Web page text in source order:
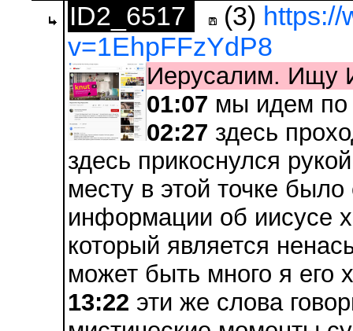
ID2_6517
(3) https://
v=1EhpFFzYdP8
Иерусалим. Ищу
01:07 мы идем по
02:27 здесь
здесь прикоснулся
месту в этой точке
информации об иисусе
который является
может быть много я его
13:22 эти же слова